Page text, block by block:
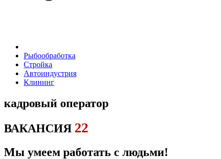
Рыбообработка
Стройка
Автоиндустрия
Клининг
кадровый оператор
ВАКАНСИЯ 22
Мы умеем работать с людьми!